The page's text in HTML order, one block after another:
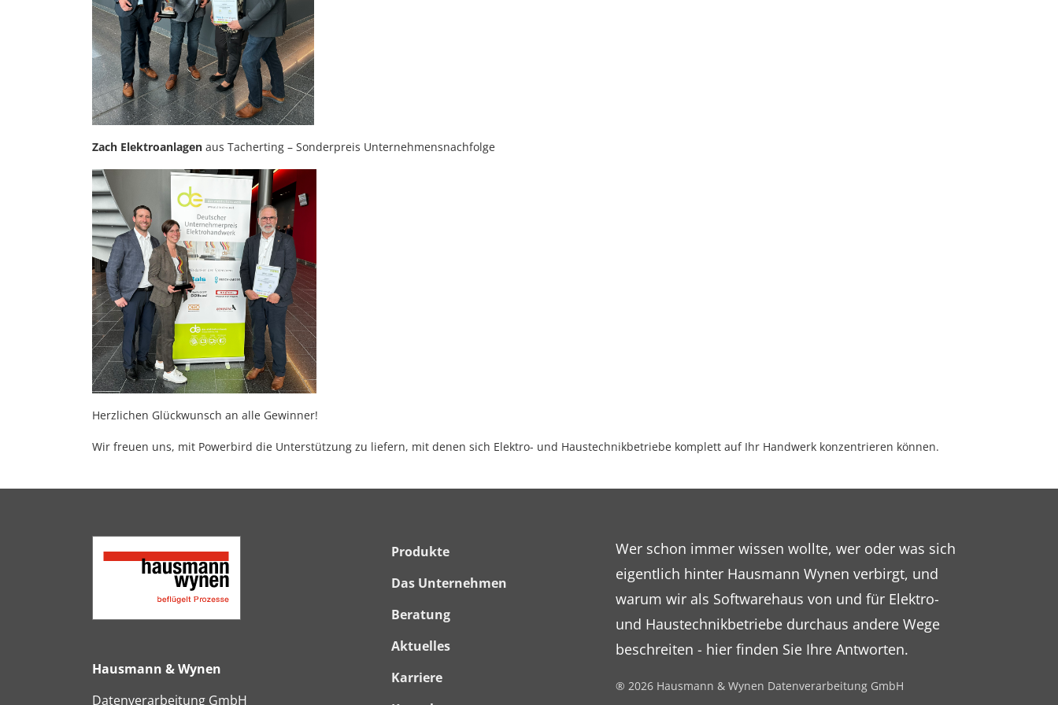
Zach Elektroanlagen aus Tacherting – Sonderpreis Unternehmensnachfolge
Herzlichen Glückwunsch an alle Gewinner!
Wir freuen uns, mit Powerbird die Unterstützung zu liefern, mit denen sich Elektro- und Haustechnikbetriebe komplett auf Ihr Handwerk konzentrieren können.
Hausmann & Wynen
Datenverarbeitung GmbH
Footer
Menü
Produkte
Das Unternehmen
Beratung
Aktuelles
Karriere
Wer schon immer wissen wollte, wer oder was sich
eigentlich hinter Hausmann Wynen verbirgt, und
warum wir als Softwarehaus von und für Elektro-
und Haustechnikbetriebe durchaus andere Wege
beschreiten - hier finden Sie Ihre Antworten.
® 2026 Hausmann & Wynen Datenverarbeitung GmbH